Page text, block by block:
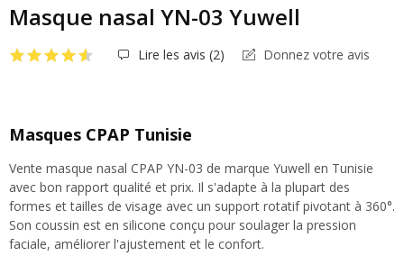
Masque nasal YN-03 Yuwell
Lire les avis (2) Donnez votre avis
Masques CPAP Tunisie
Vente masque nasal CPAP YN-03 de marque Yuwell en Tunisie
avec bon rapport qualité et prix. Il s'adapte à la plupart des
formes et tailles de visage avec un support rotatif pivotant à 360°.
Son coussin est en silicone conçu pour soulager la pression
faciale, améliorer l'ajustement et le confort.